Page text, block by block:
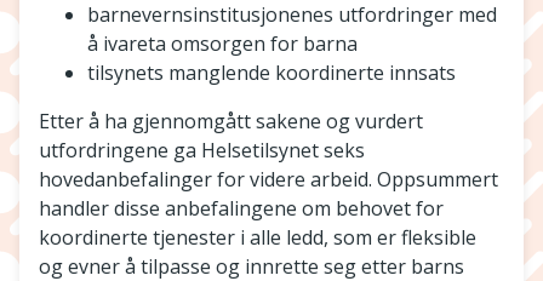
barnevernsinstitusjonenes utfordringer med
å ivareta omsorgen for barna
tilsynets manglende koordinerte innsats
Etter å ha gjennomgått sakene og vurdert
utfordringene ga Helsetilsynet seks
hovedanbefalinger for videre arbeid. Oppsummert
handler disse anbefalingene om behovet for
koordinerte tjenester i alle ledd, som er fleksible
og evner å tilpasse og innrette seg etter barns